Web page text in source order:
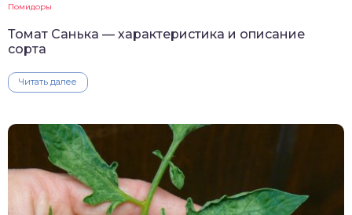
Помидоры
Томат Санька — характеристика и описание
сорта
Читать далее